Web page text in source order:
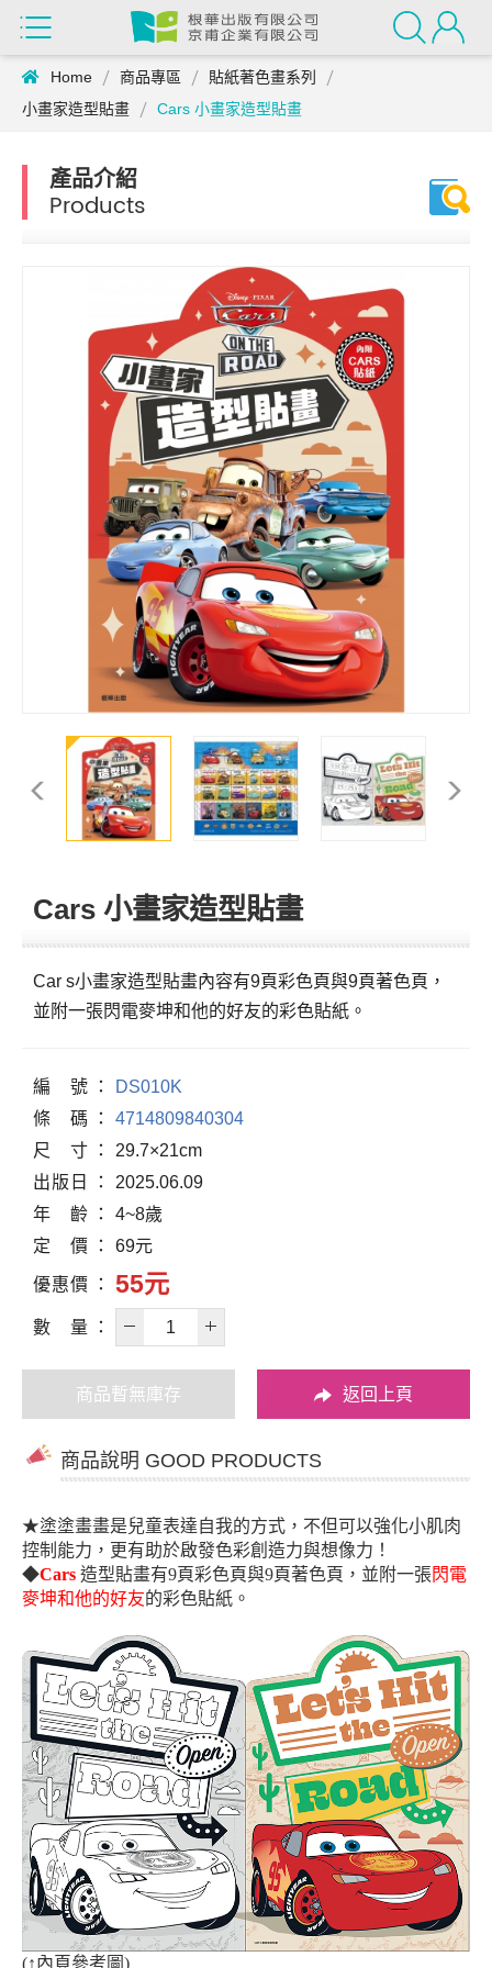
Home 商品專區
貼紙著色畫系列
小畫家造型貼畫
Cars 小畫家造型貼畫
產品介紹
Products
Cars 小畫家造型貼畫
Car s小畫家造型貼畫內容有9頁彩色頁與9頁著色頁，
並附一張閃電麥坤和他的好友的彩色貼紙。
編 號
DS010K
條
碼
4714809840304
尺
寸
29.7×21cm
出版 日
2025.06.09
年
齡
4~8歲
定
價 69元
優惠價 55元
數 量
商品暫無庫存 返回上頁
商品說明 GOOD PRODUCTS
★塗塗畫畫是兒童表達自我的方式，不但可以強化小肌肉
控制能力，更有助於啟發色彩創造力與想像力！
◆Cars 造型貼畫有9頁彩色頁與9頁著色頁，並附一張閃電
麥坤和他的好友的彩色貼紙。
(↑內頁參考圖)